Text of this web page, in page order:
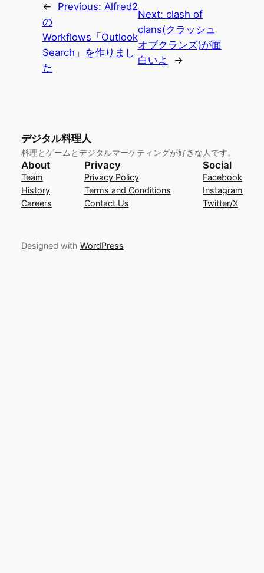
← Previous: Alfred2
の
Workflows「Outlook
Search」を作りまし
た
Next: clash of
clans(クラッシュ
オブクランズ)が面
白いよ
→
デジタル料理人
料理とゲームとデジタルマーケティングが好きな人です。
About
Team
History
Careers
Privacy
Privacy Policy
Terms and Conditions
Contact Us
Social
Facebook
Instagram
Twitter/X
Designed with WordPress